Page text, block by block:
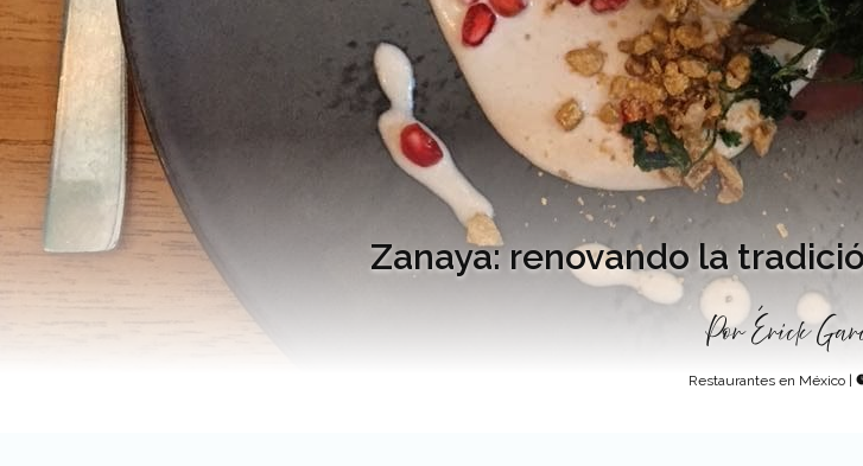
Zanaya: renovando la
Por Érick
Restaurantes en México